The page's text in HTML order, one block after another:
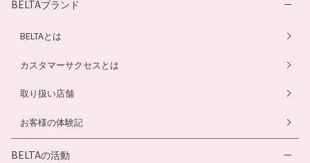
BELTAブランド
BELTAとは
カスタマーサクセスとは
取り扱い店舗
お客様の体験記
BELTAの活動